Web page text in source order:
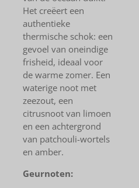
Het creëert een
authentieke
thermische schok: een
gevoel van oneindige
frisheid, ideaal voor
de warme zomer. Een
waterige noot met
zeezout, een
citrusnoot van limoen
en een achtergrond
van patchouli-wortels
en amber.
Geurnoten: